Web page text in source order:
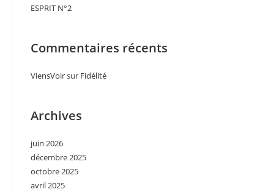
ESPRIT N°2
Commentaires récents
ViensVoirsur Fidélité
Archives
juin 2026
décembre 2025
octobre 2025
avril 2025